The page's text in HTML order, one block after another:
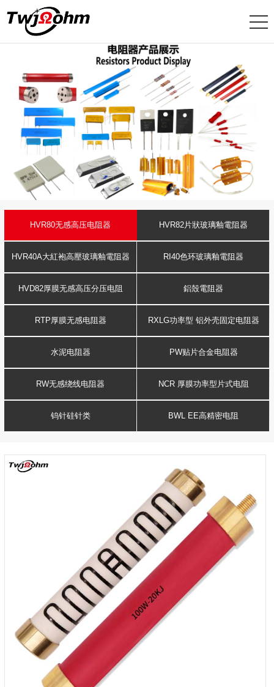
HVR80无感高压电阻器 HVR82片狀玻璃釉電阻器
HVR40A大紅袍高壓玻璃釉電阻器 RI40色环玻璃釉電阻器
HVD82厚膜无感高压分压电阻 鋁殼電阻器
RTP厚膜无感电阻器 RXLG功率型 铝外壳固定电阻器
水泥电阻器 PW贴片合金电阻器
RW无感绕线电阻器 NCR 厚膜功率型片式电阻
钨针硅针类 BWL EE高精密电阻